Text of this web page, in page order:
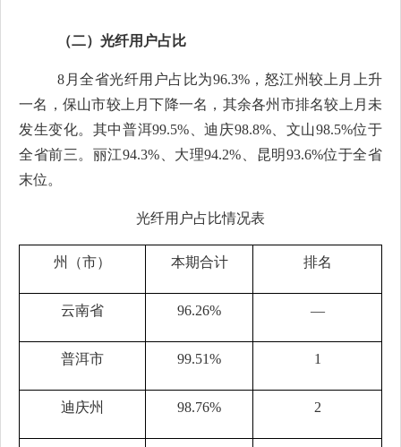
（二）光纤用户占比
8 月全省光纤用户占比为96.3%，怒江州较上月上升
一名，保山市较上月下降一名，其余各州市排名较上月未
发生变化。其中普洱99.5% 、迪庆98.8%、文山98.5%位于
全省前三。丽江94.3% 、大理94.2% 、昆明93.6%位于全省
末位。
光纤用户占比情况表
州（市） 本期合计 排名
云南省 96.26% —
普洱市 99.51% 1
迪庆州 98.76% 2